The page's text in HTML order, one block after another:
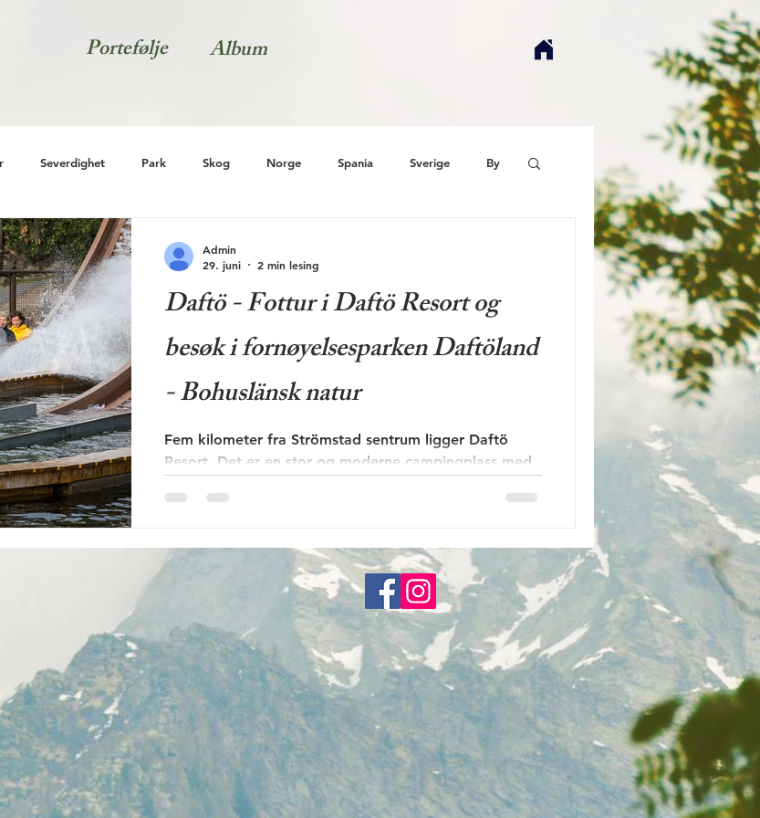
Portefølje Album
Severdighet Park Skog Norge Spania Sverige By
Daftö - Fottur i Daftö Resort og
besøk i fornøyelsesparken Daftöland
- Bohuslänsk natur
Fem kilometer fra Strömstad sentrum ligger Daftö
Resort. Det er en stor og moderne campingplass med
løyper for fotturer, minigolf, idrettsbane, sandstrand,
telt, bobil, hytter, hus, leilighet eller hotell, og du kan
spise for deg selv eller på restaurant. Men du kan også
besøke resorten uten å bo der. I dette innlegget
presenteres fotturene og fornøyelsesparken som er
åpne
Admin
29. juni
2 min lesing